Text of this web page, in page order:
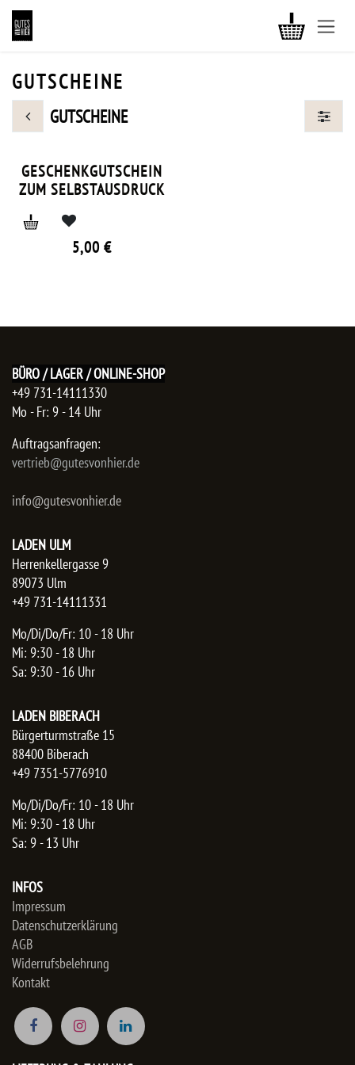
ZUM INHALT SPRINGEN
GUTSCHEINE
GUTSCHEINE
GESCHENKGUTSCHEIN
ZUM SELBSTAUSDRUCK
5,00 €
BÜRO / LAGER / ONLINE-SHOP
+49 731-14111330
Mo - Fr: 9 - 14 Uhr
Auftragsanfragen:
​vertrieb@gutesvonhier.de
info@gutesvonhier.de
LADEN ULM
Herrenkellergasse 9
89073 Ulm
+49 731-14111331
Mo/Di/Do/Fr: 10 - 18 Uhr
Mi: 9:30 - 18 Uhr
Sa: 9:30 - 16 Uhr
LADEN BIBERACH
Bürgerturmstraße 15
88400 Biberach
+49 7351-5776910
Mo/Di/Do/Fr: 10 - 18 Uhr
Mi: 9:30 - 18 Uhr
Sa: 9 - 13 Uhr
INFOS
Impressum
Datenschutzerklärung
AGB
Widerrufsbelehrung
Kontakt